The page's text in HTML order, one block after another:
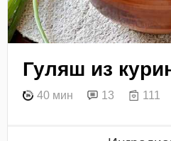
Гуляш из
40 мин 13 111